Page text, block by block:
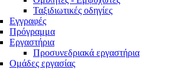
Ταξιδιωτικές οδηγίες
Εγγραφές
Πρόγραμμα
Εργαστήρια
Προσυνεδριακά εργαστήρια
Ομάδες εργασίας